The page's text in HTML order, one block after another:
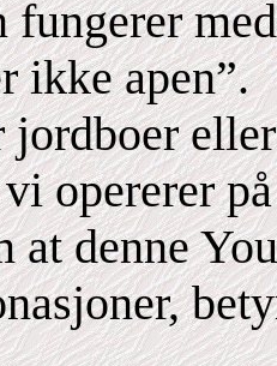
ikke apen”.
jordboer
opererer
at denne